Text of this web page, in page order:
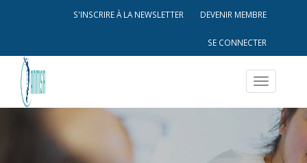
S'INSCRIRE À LA NEWSLETTER DEVENIR MEMBRE
SE CONNECTER
Toggle